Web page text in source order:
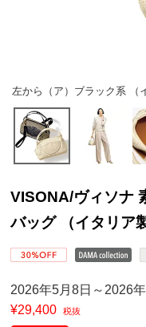
左から（ア）ブラック系 （
VISONA/ヴィソナ
バッグ （イタリア
2026年5月8日～2026
¥29,400
税抜